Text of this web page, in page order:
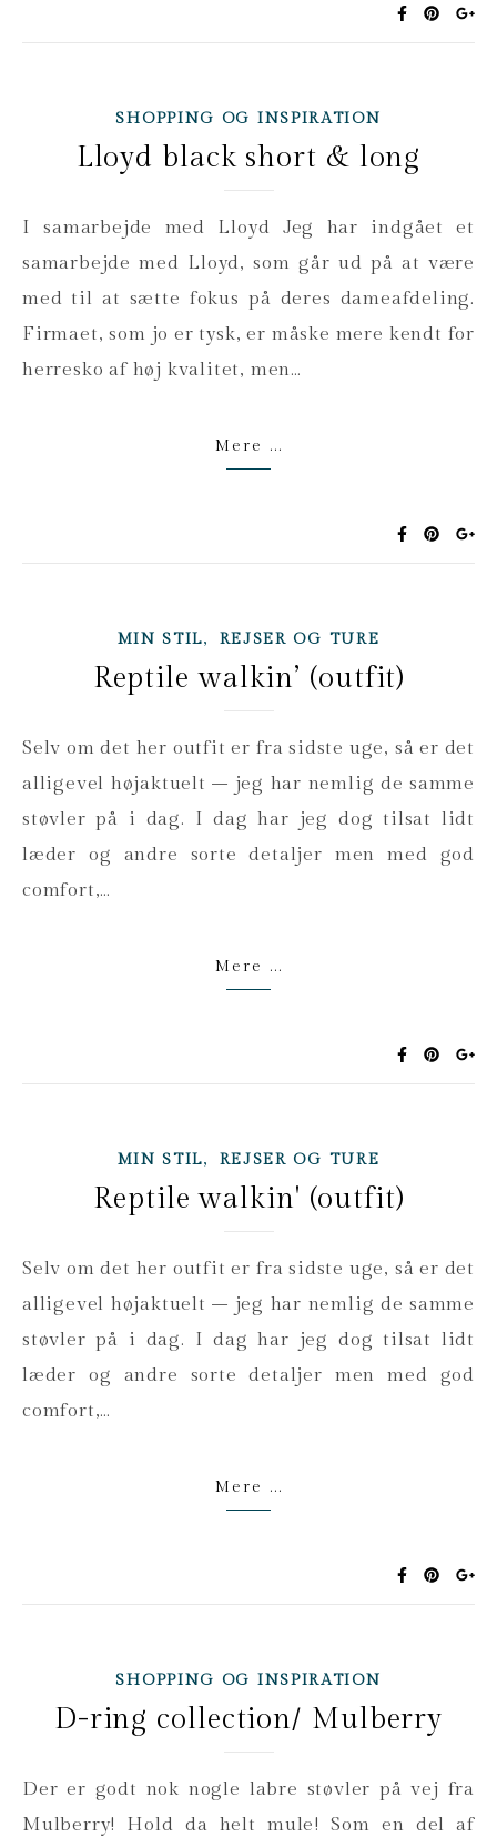
SHOPPING OG INSPIRATION
Lloyd black short & long
I samarbejde med Lloyd Jeg har indgået et
samarbejde med Lloyd, som går ud på at være
med til at sætte fokus på deres dameafdeling.
Firmaet, som jo er tysk, er måske mere kendt for
herresko af høj kvalitet, men…
Mere ...
MIN STIL, REJSER OG TURE
Reptile walkin’ (outfit)
Selv om det her outfit er fra sidste uge, så er det
alligevel højaktuelt – jeg har nemlig de samme
støvler på i dag. I dag har jeg dog tilsat lidt
læder og andre sorte detaljer men med god
comfort,…
Mere ...
MIN STIL, REJSER OG TURE
Reptile walkin' (outfit)
Selv om det her outfit er fra sidste uge, så er det
alligevel højaktuelt – jeg har nemlig de samme
støvler på i dag. I dag har jeg dog tilsat lidt
læder og andre sorte detaljer men med god
comfort,…
Mere ...
SHOPPING OG INSPIRATION
D-ring collection/ Mulberry
Der er godt nok nogle labre støvler på vej fra
Mulberry! Hold da helt mule! Som en del af